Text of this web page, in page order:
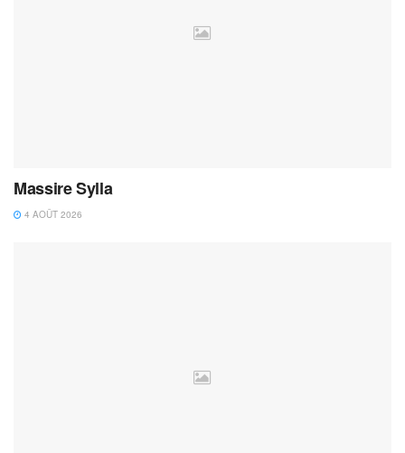
Massire Sylla
4 AOÛT 2026